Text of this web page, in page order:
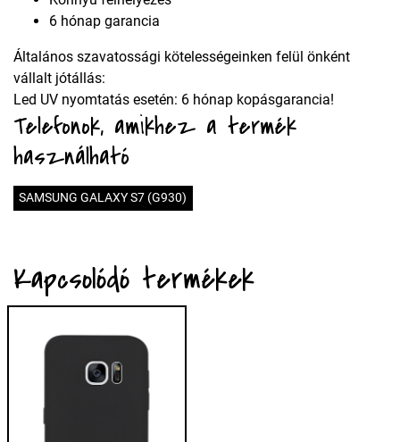
6 hónap garancia
Általános szavatossági kötelességeinken felül önként
vállalt jótállás:
Led UV nyomtatás esetén: 6 hónap kopásgarancia!
Telefonok, amikhez a termék
használható
SAMSUNG GALAXY S7 (G930)
Kapcsolódó termékek